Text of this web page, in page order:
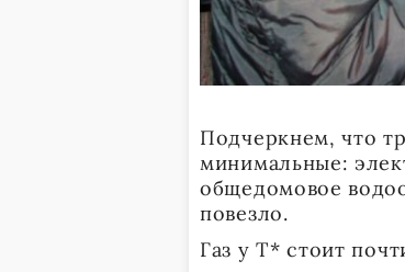
Подчеркнем, что
минимальные:
общедомовое
повезло.
Газ у Т* стоит